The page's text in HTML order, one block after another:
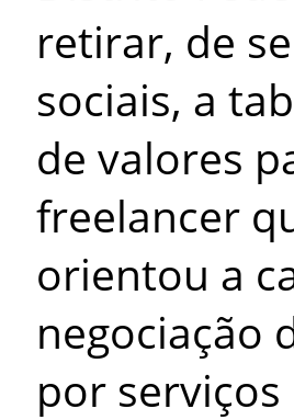
retirar, de
sociais, a
de valores
freelancer
orientou a
negociação
por